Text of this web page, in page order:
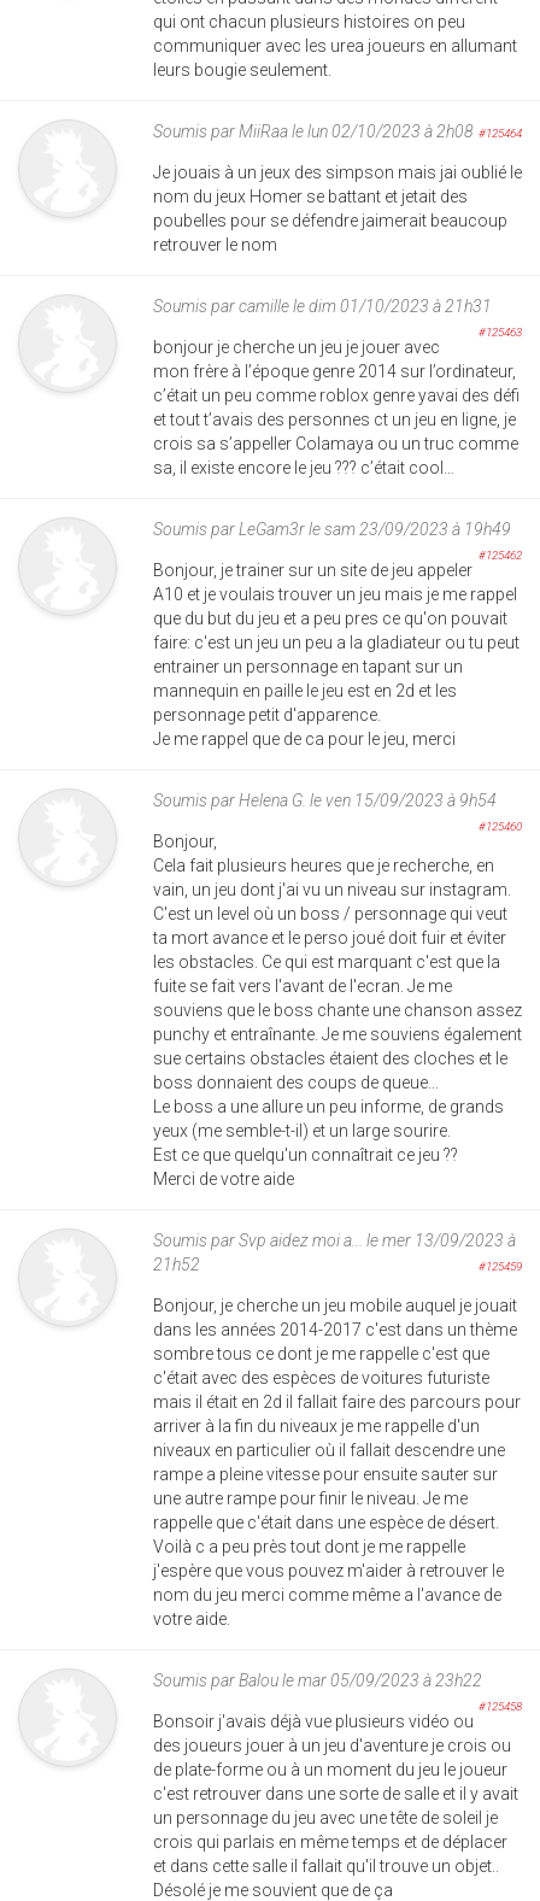
qui ont chacun plusieurs histoires on peu
communiquer avec les urea joueurs en allumant
leurs bougie seulement.
Soumis parMiiRaale lun 02/10/2023 à 2h08 #125464
Je jouais à un jeux des simpson mais jai oublié le
nom du jeux Homer se battant et jetait des
poubelles pour se défendre jaimerait beaucoup
retrouver le nom
Soumis parcamillele dim 01/10/2023 à 21h31
#125463
bonjour je cherche un jeu je jouer avec
mon frère à l’époque genre 2014 sur l’ordinateur,
c’était un peu comme roblox genre yavai des défi
et tout t’avais des personnes ct un jeu en ligne, je
crois sa s’appeller Colamaya ou un truc comme
sa, il existe encore le jeu ??? c’était cool…
Soumis parLeGam3rle sam 23/09/2023 à 19h49
#125462
Bonjour, je trainer sur un site de jeu appeler
A10 et je voulais trouver un jeu mais je me rappel
que du but du jeu et a peu pres ce qu'on pouvait
faire: c'est un jeu un peu a la gladiateur ou tu peut
entrainer un personnage en tapant sur un
mannequin en paille le jeu est en 2d et les
personnage petit d'apparence.
Je me rappel que de ca pour le jeu, merci
Soumis parHelena G. le ven 15/09/2023 à 9h54
#125460
Bonjour,
Cela fait plusieurs heures que je recherche, en
vain, un jeu dont j'ai vu un niveau sur instagram.
C'est un level où un boss / personnage qui veut
ta mort avance et le perso joué doit fuir et éviter
les obstacles. Ce qui est marquant c'est que la
fuite se fait vers l'avant de l'ecran. Je me
souviens que le boss chante une chanson assez
punchy et entraînante. Je me souviens également
sue certains obstacles étaient des cloches et le
boss donnaient des coups de queue...
Le boss a une allure un peu informe, de grands
yeux (me semble-t-il) et un large sourire.
Est ce que quelqu'un connaîtrait ce jeu ??
Merci de votre aide
Soumis parSvp aidez moi a...
le mer 13/09/2023 à
21h52
#125459
Bonjour, je cherche un jeu mobile auquel je jouait
dans les années 2014-2017 c'est dans un thème
sombre tous ce dont je me rappelle c'est que
c'était avec des espèces de voitures futuriste
mais il était en 2d il fallait faire des parcours pour
arriver à la fin du niveaux je me rappelle d'un
niveaux en particulier où il fallait descendre une
rampe a pleine vitesse pour ensuite sauter sur
une autre rampe pour finir le niveau. Je me
rappelle que c'était dans une espèce de désert.
Voilà c a peu près tout dont je me rappelle
j'espère que vous pouvez m'aider à retrouver le
nom du jeu merci comme même a l'avance de
votre aide.
Soumis parBaloule mar 05/09/2023 à 23h22
#125458
Bonsoir j'avais déjà vue plusieurs vidéo ou
des joueurs jouer à un jeu d'aventure je crois ou
de plate-forme ou à un moment du jeu le joueur
c'est retrouver dans une sorte de salle et il y avait
un personnage du jeu avec une tête de soleil je
crois qui parlais en même temps et de déplacer
et dans cette salle il fallait qu'il trouve un objet..
Désolé je me souvient que de ça